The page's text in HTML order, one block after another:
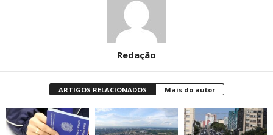
Redação
ARTIGOS RELACIONADOS Mais do autor